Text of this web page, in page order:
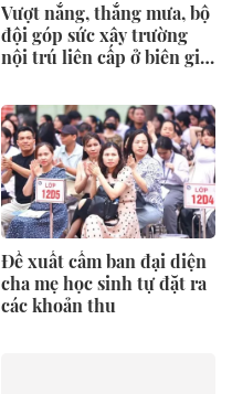
Vượt nắng, thắng mưa, bộ
đội góp sức xây trường
nội trú liên cấp ở biên giới
Đề xuất cấm ban đại diện
cha mẹ học sinh tự đặt ra
các khoản thu